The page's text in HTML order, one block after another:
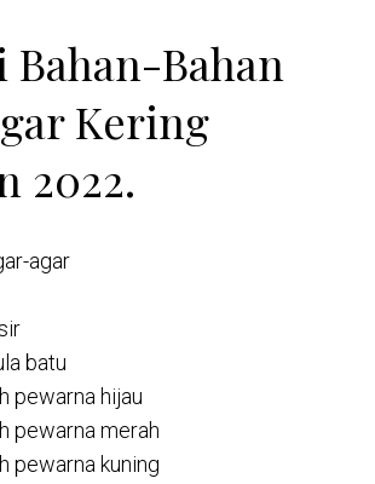
Bahan-Bahan
Kering
2022.
agar
batu
pewarna hijau
pewarna merah
pewarna kuning